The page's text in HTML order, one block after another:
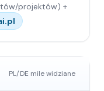
projektów) +
PL/DE mile widziane